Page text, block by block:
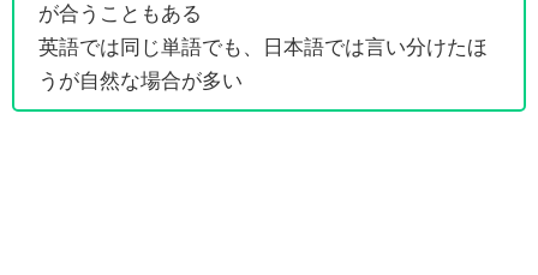
が合うこともある
英語では同じ単語でも、日本語では言い分けたほ
うが自然な場合が多い